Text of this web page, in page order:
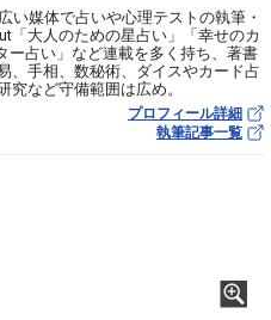
い媒体で占いや心理テストの執筆・
「大人のための星占い」「幸せのカ
ー占い」など連載を多く持ち、著書
、手相、数秘術、ダイスやカード占
究など守備範囲は広め。
プロフィール詳細
執筆記事一覧